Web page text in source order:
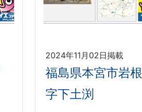
2024年11月02日掲載
福島県本宮市岩根
字下土渕